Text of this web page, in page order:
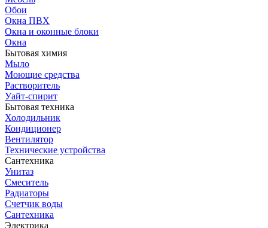
Обои
Окна ПВХ
Окна и оконные блоки
Окна
Бытовая химия
Мыло
Моющие средства
Растворитель
Уайт-спирит
Бытовая техника
Холодильник
Кондиционер
Вентилятор
Технические устройства
Сантехника
Унитаз
Смеситель
Радиаторы
Счетчик воды
Сантехника
Электрика